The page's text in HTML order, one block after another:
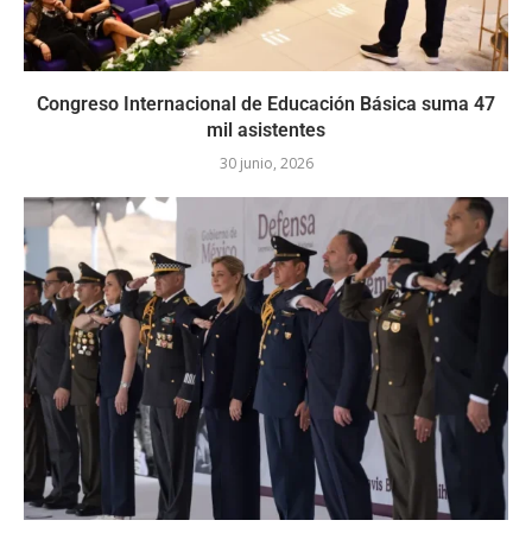
Congreso Internacional de Educación Básica suma 47
mil asistentes
30 junio, 2026